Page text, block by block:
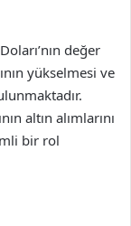
değer
yükselmesi ve
altın alımlarını
bir rol